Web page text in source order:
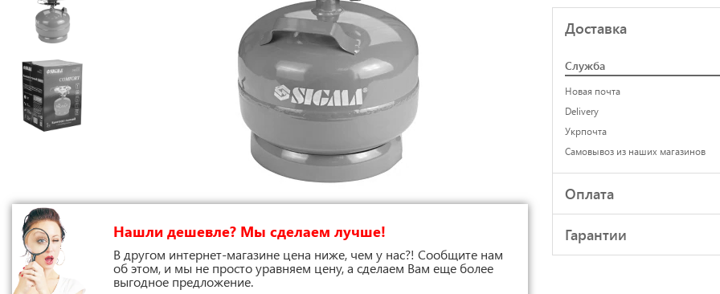
Нашли дешевле? Мы сделаем лучше!
В другом интернет-магазине цена ниже, чем у нас?! Сообщите нам
об этом, и мы не просто уравняем цену, а сделаем Вам еще более
выгодное предложение.
Доставка
Служба
Новая почта
Delivery
Укрпочта
Самовывоз из наших магазинов
Оплата
Гарантии